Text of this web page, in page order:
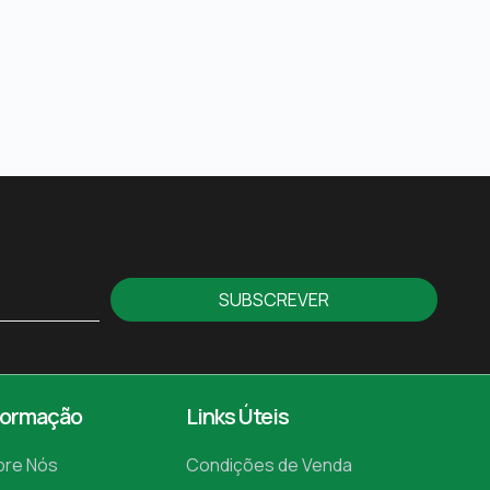
SUBSCREVER
Nós
Links Úteis
Condições de Venda